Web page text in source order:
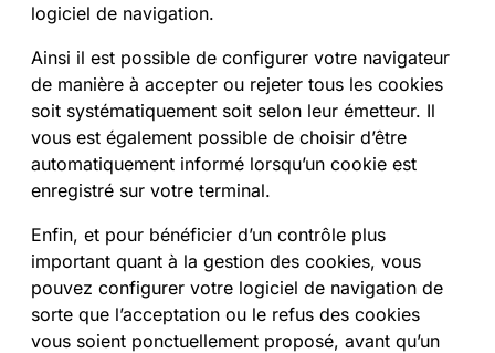
logiciel de navigation.
Ainsi il est possible de configurer votre navigateur
de manière à accepter ou rejeter tous les cookies
soit systématiquement soit selon leur émetteur. Il
vous est également possible de choisir d’être
automatiquement informé lorsqu’un cookie est
enregistré sur votre terminal.
Enfin, et pour bénéficier d’un contrôle plus
important quant à la gestion des cookies, vous
pouvez configurer votre logiciel de navigation de
sorte que l’acceptation ou le refus des cookies
vous soient ponctuellement proposé, avant qu’un